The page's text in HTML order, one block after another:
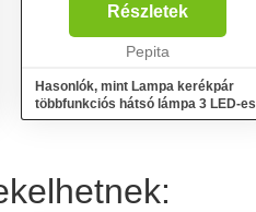
gyorskioldó
rendszerrel.Univerzális.Elemmel
működnek (nem tartozék)....
Részletek
Pepita
Hasonlók, mint Lampa kerékpár
többfunkciós hátsó lámpa 3 LED-es